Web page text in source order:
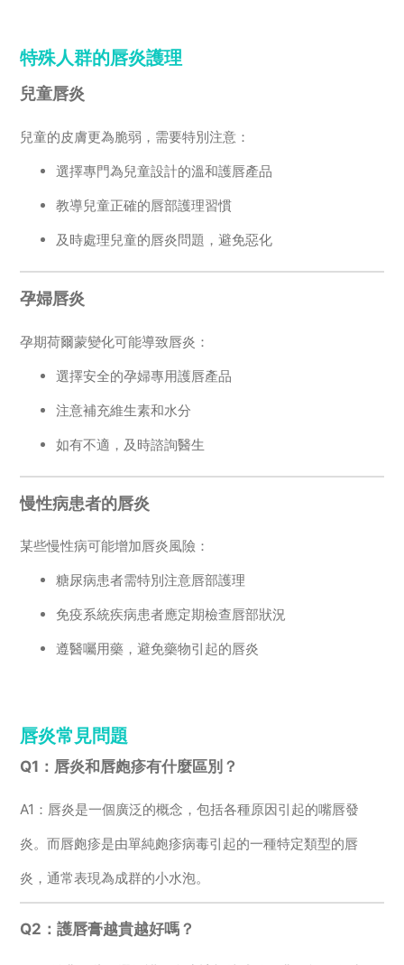
特殊人群的唇炎護理
兒童唇炎
兒童的皮膚更為脆弱，需要特別注意：
選擇專門為兒童設計的溫和護唇產品
教導兒童正確的唇部護理習慣
及時處理兒童的唇炎問題，避免惡化
孕婦唇炎
孕期荷爾蒙變化可能導致唇炎：
選擇安全的孕婦專用護唇產品
注意補充維生素和水分
如有不適，及時諮詢醫生
慢性病患者的唇炎
某些慢性病可能增加唇炎風險：
糖尿病患者需特別注意唇部護理
免疫系統疾病患者應定期檢查唇部狀況
遵醫囑用藥，避免藥物引起的唇炎
唇炎常見問題
Q1：唇炎和唇皰疹有什麼區別？
A1：唇炎是一個廣泛的概念，包括各種原因引起的嘴唇發
炎。而唇皰疹是由單純皰疹病毒引起的一種特定類型的唇
炎，通常表現為成群的小水泡。
Q2：護唇膏越貴越好嗎？